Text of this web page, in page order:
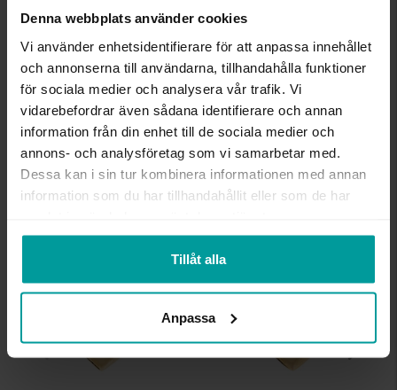
Denna webbplats använder cookies
Vi använder enhetsidentifierare för att anpassa innehållet
och annonserna till användarna, tillhandahålla funktioner
för sociala medier och analysera vår trafik. Vi
vidarebefordrar även sådana identifierare och annan
information från din enhet till de sociala medier och
annons- och analysföretag som vi samarbetar med.
Dessa kan i sin tur kombinera informationen med annan
information som du har tillhandahållit eller som de har
Tillåt alla
Anpassa
BREDD CA (MM)
HÖJD CA (MM)
10.06
VARUMÄRKE
Albrekts Guld
MATERIAL
Guld
ÄDELMETALL
18K Gold
DETALJER
ihålig
VIKT CA (GRAM)
0.44
Liknande produkter
Bästsäljare